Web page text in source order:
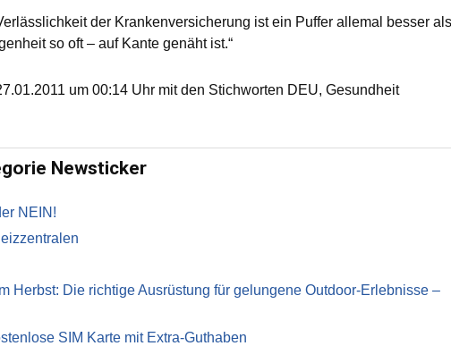
der Krankenversicherung ist ein Puffer allemal besser als
so oft – auf Kante genäht ist.“
um 00:14 Uhr mit den Stichworten DEU, Gesundheit
Newsticker
NEIN!
Herbst: Die richtige Ausrüstung für gelungene Outdoor-Erlebnisse –
SIM Karte mit Extra-Guthaben